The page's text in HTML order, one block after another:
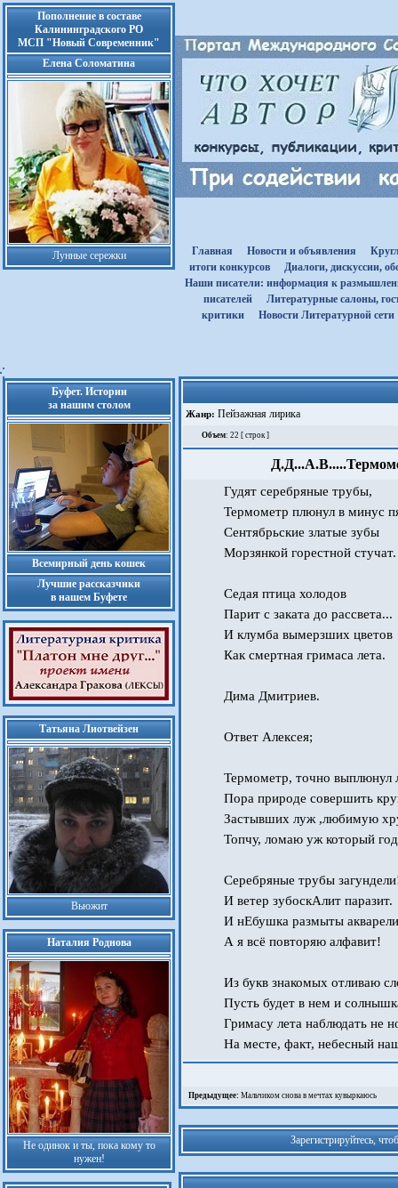
Пополнение в составе
Калининградского РО
МСП "Новый Современник"
Елена Соломатина
Лунные сережки Главная Новости и объявления
итоги конкурсов
Диалоги, дискуссии,
Наши писатели: информация к
писателей
Литературные салоны,
критики
Новости Литературной сети
Буфет. Истории
за нашим столом
Всемирный день кошек
Лучшие рассказчики
в нашем Буфете
Татьяна Лиотвейзен
Вьюжит
Наталия Роднова
Не одинок и ты, пока кому то
нужен!
Жанр: Пейзажная лирика
Объем: 22 [ строк ]
Гудят серебряные трубы,
Термометр плюнул в минус
Сентябрьские златые зубы
Морзянкой горестной стучат.
Седая птица холодов
Парит с заката до рассвета...
И клумба вымерзших цветов
Как смертная гримаса лета.
Дима Дмитриев.
Ответ Алексея;
Термометр, точно выплюнул
Пора природе совершить
Застывших луж ,любимую
Топчу, ломаю уж который
Серебряные трубы
И ветер зубоскАлит паразит.
И нЕбушка размыты
А я всё повторяю алфавит!
Из букв знакомых отливаю
Пусть будет в нем и
Гримасу лета наблюдать не
На месте, факт, небесный
Предыдущее: Мальчиком снова в мечтах кувыркаюсь
Зарегистрируйтесь,